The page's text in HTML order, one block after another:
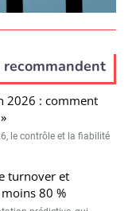
2026 : comment
le contrôle et la fiabilité
turnover et
moins 80 %